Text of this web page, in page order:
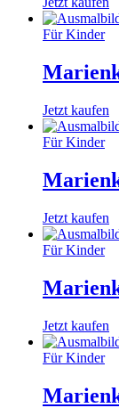
Für Kinder
Jetzt kaufen
Für Kinder
Jetzt kaufen
Für Kinder
Jetzt kaufen
Für Kinder